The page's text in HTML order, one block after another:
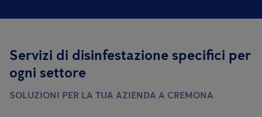
Servizi di disinfestazione specifici per
ogni settore
SOLUZIONI PER LA TUA AZIENDA A CREMONA